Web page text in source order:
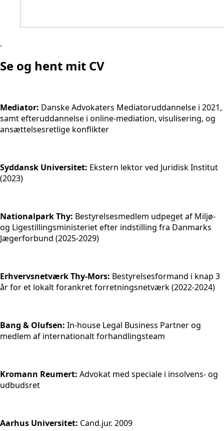
.
Se og hent mit CV
Mediator: Danske Advokaters Mediatoruddannelse i 2021,
samt efteruddannelse i online-mediation, visulisering, og
ansættelsesretlige konflikter
Syddansk Universitet: Ekstern lektor ved Juridisk Institut
(2023)
Nationalpark Thy: Bestyrelsesmedlem udpeget af Miljø-
og Ligestillingsministeriet efter indstilling fra Danmarks
Jægerforbund (2025-2029)
Erhvervsnetværk Thy-Mors: Bestyrelsesformand i knap 3
år for et lokalt forankret forretningsnetværk (2022-2024)
Bang & Olufsen: In-house Legal Business Partner og
medlem af internationalt forhandlingsteam
Kromann Reumert: Advokat med speciale i insolvens- og
udbudsret
Aarhus Universitet: Cand.jur. 2009